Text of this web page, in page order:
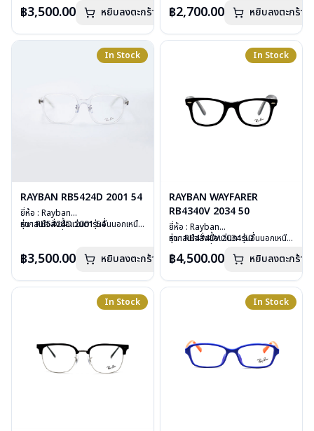
เลนส์ : Demo lens
น้ำหนัก : 19 กรัม
อุปกรณ์ : กล่องแว่น, ผ้าเช็ดแว่น, คู่มือ
การรับประกัน : 2 ปี (ประกันศูนย์
ติดต่อเราคลิก
฿3,500.00 หยิบลงตะกร้า
เลนส์ : Demo lens
น้ำหนัก : 24 กรัม
อุปกรณ์ : กล่องแว่น, ผ้าเช็ดแว่น, คู่มือ
การรับประกัน : 2 ปี (ประกันศูนย์
ติดต่อเราคลิก
฿2,700.00 หยิบลงตะกร้า
In Stock
RAYBAN RB5424D 2001 54
ยี่ห้อ : Rayban
รุ่น : RB5424D 2001 54
บานพับ : ไม่มีสปริง
อุปกรณ์ : กล่องแว่น, ผ้าเช็ดแว่น, คู่มือ
การรับประกัน : 2 ปี (ประกันศูนย์
หากสนใจสั่งชื้อแว่นตารุ่นอื่นนอกเหนือ
฿3,500.00 หยิบลงตะกร้า
In Stock
RAYBAN WAYFARER
RB4340V 2034 50
ยี่ห้อ : Rayban
รุ่น : RB4340V 2034 50
เลนส์ : Demo Lens
น้ำหนัก : 36 กรัม
อุปกรณ์ : กล่องแว่น, ผ้าเช็ดแว่น, คู่มือ
การรับประกัน : 2 ปี (ประกันศูนย์
หากสนใจสั่งชื้อแว่นตารุ่นอื่นนอกเหนือ
คลิก
฿4,500.00 หยิบลงตะกร้า
In Stock In Stock